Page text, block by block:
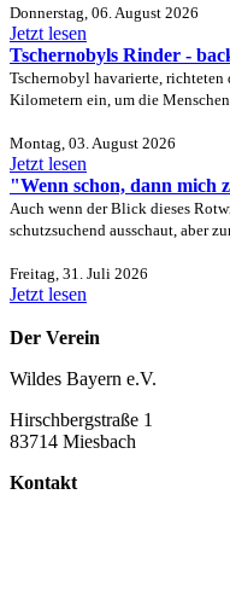
Donnerstag, 06. August 2026
Jetzt lesen
Tschernobyls Rinder -
Tschernobyl havarierte, richteten
Kilometern ein, um die
Montag, 03. August 2026
Jetzt lesen
"Wenn schon, dann mich
Auch wenn der Blick dieses
schutzsuchend ausschaut, aber
Freitag, 31. Juli 2026
Jetzt lesen
Der Verein
Wildes Bayern e.V.
Hirschbergstraße 1
83714 Miesbach
Kontakt